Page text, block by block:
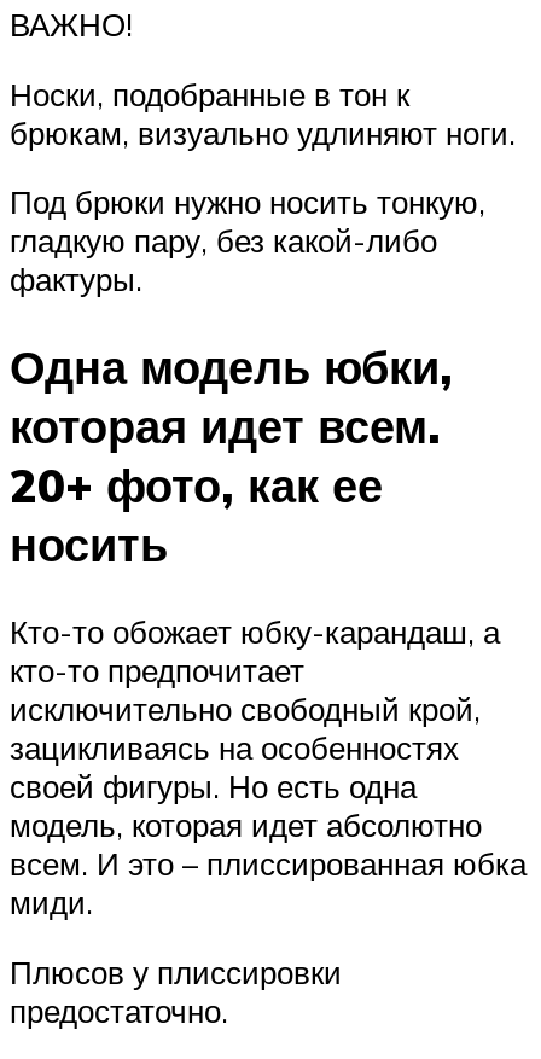
ВАЖНО!
Носки, подобранные в тон к
брюкам, визуально удлиняют ноги.
Под брюки нужно носить тонкую,
гладкую пару, без какой-либо
фактуры.
Одна модель юбки,
которая идет всем.
20+ фото, как ее
носить
Кто-то обожает юбку-карандаш, а
кто-то предпочитает
исключительно свободный крой,
зацикливаясь на особенностях
своей фигуры. Но есть одна
модель, которая идет абсолютно
всем. И это – плиссированная юбка
миди.
Плюсов у плиссировки
предостаточно.